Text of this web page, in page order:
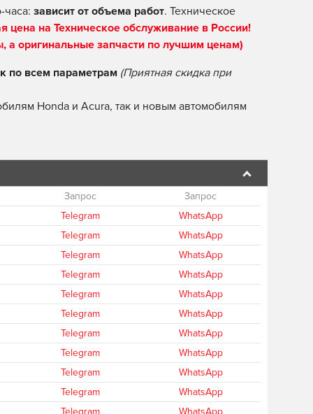
зависит от объема работ. Техническое
цена на Техническое обслуживание в России!
а оригинальные запчасти по лучшим ценам)
всем параметрам (Приятная скидка при
Honda и Acura, так и новым автомобилям
Запрос
Запрос
Telegram
WhatsApp
Telegram
WhatsApp
Telegram
WhatsApp
Telegram
WhatsApp
Telegram
WhatsApp
Telegram
WhatsApp
Telegram
WhatsApp
Telegram
WhatsApp
Telegram
WhatsApp
Telegram
WhatsApp
Telegram
WhatsApp